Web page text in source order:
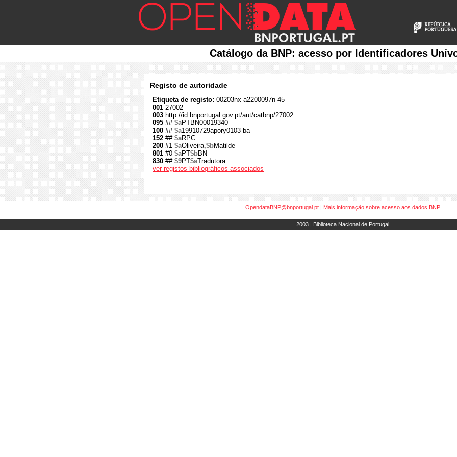
Catálogo da BNP: acesso por Identificadores
Registo de autoridade
Etiqueta de registo: 00203nx a2200097n 45
001 27002
003 http://id.bnportugal.gov.pt/aut/catbnp/27002
095 ## $aPTBN00019340
100 ## $a19910729apory0103 ba
152 ## $aRPC
200 #1 $aOliveira,$bMatilde
801 #0 $aPT$bBN
830 ## $9PT$aTradutora
ver registos bibliográficos associados
OpendataBNP@bnportugal.pt | Mais informação sobre acesso aos dados BNP
2003 | Biblioteca Nacional de Portugal